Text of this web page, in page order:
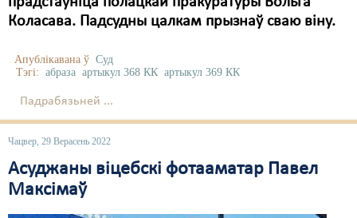
Коласава. Падсудны цалкам прызнаў сваю віну.
Апублікавана ў Суд
Тэгі: абраза артыкул 368 КК артыкул 369 КК
Падрабязьней ...
Чацвер, 29 Верасень 2022
Асуджаны віцебскі фотааматар Павел
Максімаў